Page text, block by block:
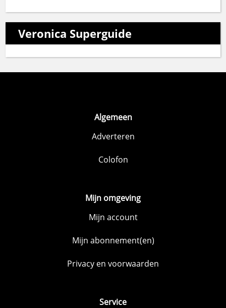
Veronica Superguide
Algemeen
Adverteren
Colofon
Mijn omgeving
Mijn account
Mijn abonnement(en)
Privacy en voorwaarden
Service